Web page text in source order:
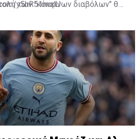
y5hR51mqlU
των "κόκκινων διαβόλων" θα